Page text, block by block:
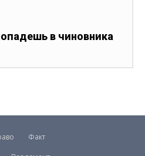
в чиновника
Факт